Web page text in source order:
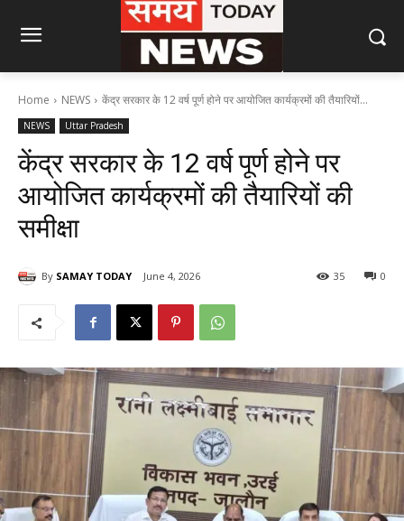
Home NEWS केंद्र सरकार के 12 वर्ष पूर्ण होने पर आयोजित कार्यक्रमों की तैयारियों...
NEWS Uttar Pradesh
केंद्र सरकार के 12 वर्ष पूर्ण होने पर
आयोजित कार्यक्रमों की तैयारियों की
समीक्षा
By SAMAY TODAY June 4, 2026 0
35